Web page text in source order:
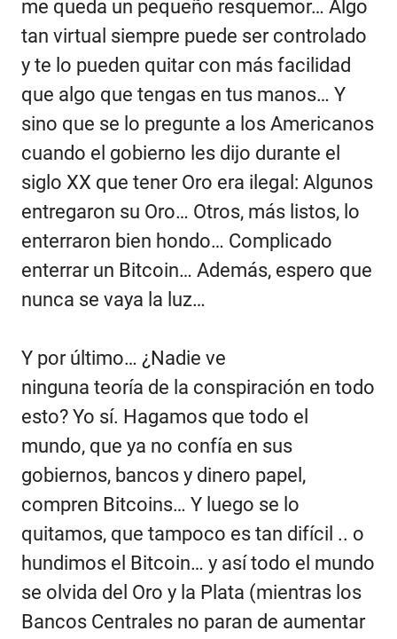
me queda un pequeño resquemor… Algo
tan virtual siempre puede ser controlado
y te lo pueden quitar con más facilidad
que algo que tengas en tus manos… Y
sino que se lo pregunte a los Americanos
cuando el gobierno les dijo durante el
siglo XX que tener Oro era ilegal: Algunos
entregaron su Oro… Otros, más listos, lo
enterraron bien hondo… Complicado
enterrar un Bitcoin… Además, espero que
nunca se vaya la luz…
Y por último… ¿Nadie ve
ninguna teoría de la conspiración en todo
esto? Yo sí. Hagamos que todo el
mundo, que ya no confía en sus
gobiernos, bancos y dinero papel,
compren Bitcoins… Y luego se lo
quitamos, que tampoco es tan difícil .. o
hundimos el Bitcoin… y así todo el mundo
se olvida del Oro y la Plata (mientras los
Bancos Centrales no paran de aumentar